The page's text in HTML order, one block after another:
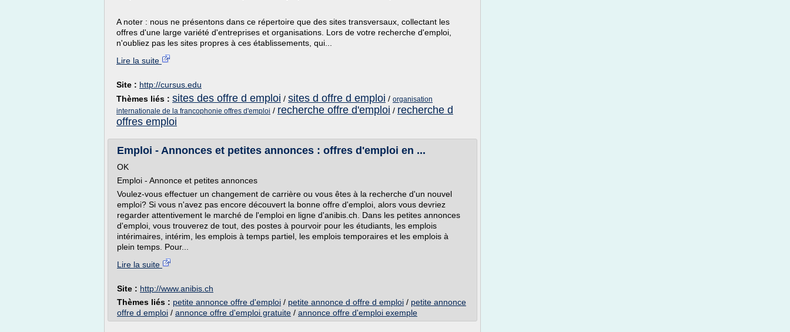
A noter : nous ne présentons dans ce répertoire que des sites transversaux, collectant les
offres d'une large variété d'entreprises et organisations. Lors de votre recherche d'emploi,
n'oubliez pas les sites propres à ces établissements, qui...
Lire la suite
Site : http://cursus.edu
Thèmes liés : sites des offre d emploi / sites d offre d emploi / organisation
internationale de la francophonie offres d'emploi / recherche offre d'emploi / recherche d
offres emploi
Emploi - Annonces et petites annonces : offres d'emploi en ...
OK
Emploi - Annonce et petites annonces
Voulez-vous effectuer un changement de carrière ou vous êtes à la recherche d'un nouvel
emploi? Si vous n'avez pas encore découvert la bonne offre d'emploi, alors vous devriez
regarder attentivement le marché de l'emploi en ligne d'anibis.ch. Dans les petites annonces
d'emploi, vous trouverez de tout, des postes à pourvoir pour les étudiants, les emplois
intérimaires, intérim, les emplois à temps partiel, les emplois temporaires et les emplois à
plein temps. Pour...
Lire la suite
Site : http://www.anibis.ch
Thèmes liés : petite annonce offre d'emploi / petite annonce d offre d emploi / petite annonce
offre d emploi / annonce offre d'emploi gratuite / annonce offre d'emploi exemple